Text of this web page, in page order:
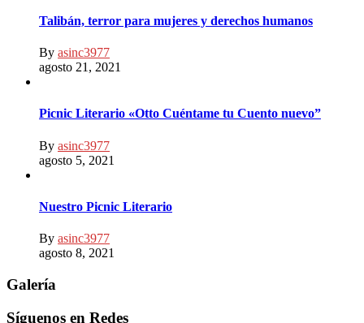
Talibán, terror para mujeres y derechos humanos
By asinc3977
agosto 21, 2021
Picnic Literario «Otto Cuéntame tu Cuento nuevo”
By asinc3977
agosto 5, 2021
Nuestro Picnic Literario
By asinc3977
agosto 8, 2021
Galería
Síguenos en Redes